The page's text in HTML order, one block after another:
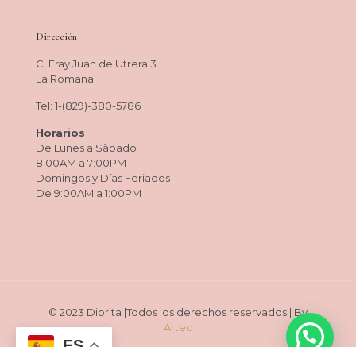
Dirección
C. Fray Juan de Utrera 3
La Romana
Tel: 1-(829)-380-5786
Horarios
De Lunes a Sàbado
8:00AM a 7:00PM
Domingos y Días Feriados
De 9:00AM a 1:00PM
© 2023 Diorita |Todos los derechos reservados | By
Artec